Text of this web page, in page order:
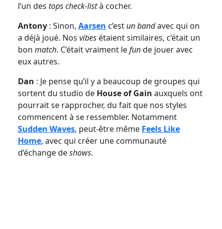
l’un des tops check-listà cocher.
Antony : Sinon, Aarsen c’est un bandavec qui on
a déjà joué. Nos vibes étaient similaires, c’était un
bon match. C’était vraiment lefunde jouer avec
eux autres.
Dan : Je pense qu’il y a beaucoup de groupes qui
sortent du studio de House of Gain auxquels ont
pourrait se rapprocher, du fait que nos styles
commencent à se ressembler. Notamment
Sudden Waves, peut-être même Feels Like
Home, avec qui créer une communauté
d’échange deshows.